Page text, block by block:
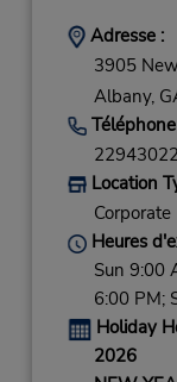
Adresse :
3905
Albany,
Location
Corporate
Heures
Sun 9:00
6:00 PM;
Holiday
2026